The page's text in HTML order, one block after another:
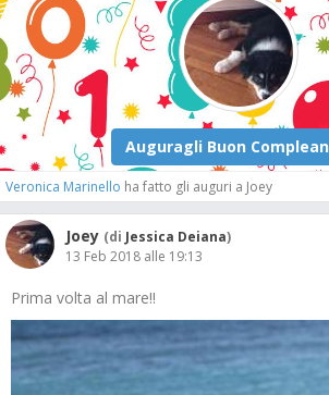
Veronica Marinello ha fatto gli auguri a Joey
Joey (di Jessica Deiana)
13 Feb 2018 alle 19:13
Prima volta al mare!!